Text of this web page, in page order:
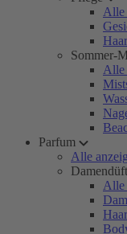
Alle
Sommer-
Alle
Parfum
Alle
Alle